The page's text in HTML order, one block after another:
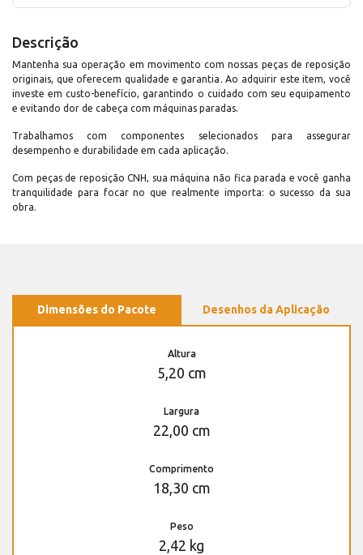
Descrição
Mantenha sua operação em movimento com nossas peças de reposição
originais, que oferecem qualidade e garantia. Ao adquirir este item, você
investe em custo-benefício, garantindo o cuidado com seu equipamento
e evitando dor de cabeça com máquinas paradas.
Trabalhamos com componentes selecionados para assegurar
desempenho e durabilidade em cada aplicação.
Com peças de reposição CNH, sua máquina não fica parada e você ganha
tranquilidade para focar no que realmente importa: o sucesso da sua
obra.
Dimensões do Pacote Desenhos da Aplicação
Altura
5,20 cm
Largura
22,00 cm
Comprimento
18,30 cm
Peso
2,42 kg